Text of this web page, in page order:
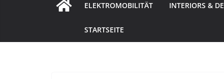
ELEKTROMOBILITÄT INTERIORS &
STARTSEITE